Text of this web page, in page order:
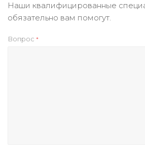
Наши квалифицированные
обязательно вам помогут.
Вопрос *